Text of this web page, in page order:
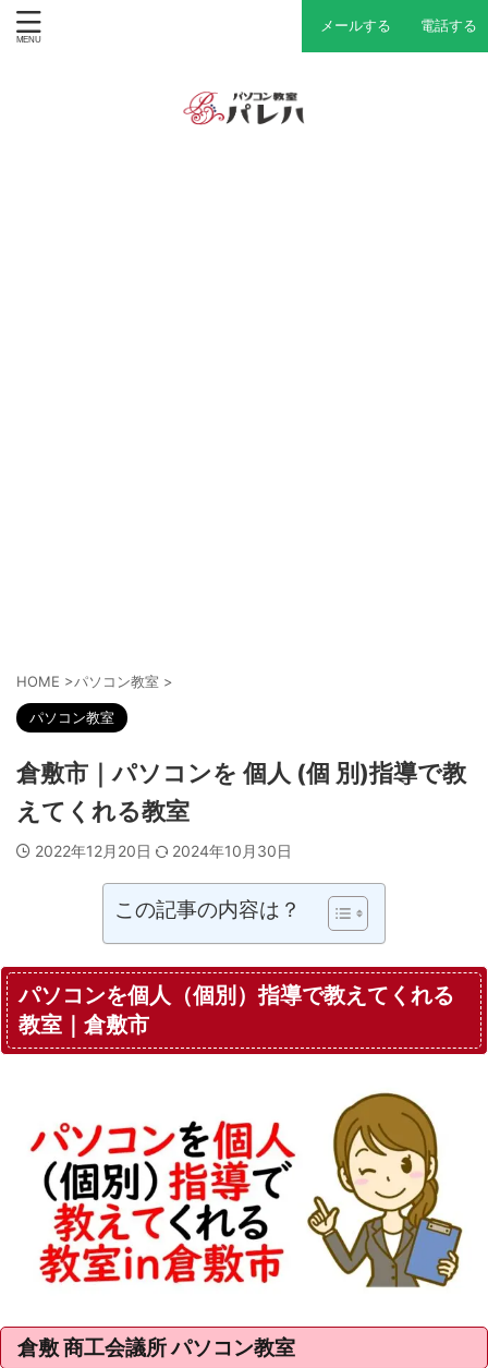
メールする 電話する
HOME >パソコン教室 >
パソコン教室
倉敷市｜パソコンを 個人 (個 別)指導で教
えてくれる教室
2022年12月20日 2024年10月30日
この記事の内容は？
パソコンを個人（個別）指導で教えてくれる
教室｜倉敷市
倉敷 商工会議所 パソコン教室